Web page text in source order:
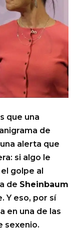
que una
de
alerta que
si algo le
el golpe al
de Sheinbaum
Y eso, por sí
en una de las
sexenio.